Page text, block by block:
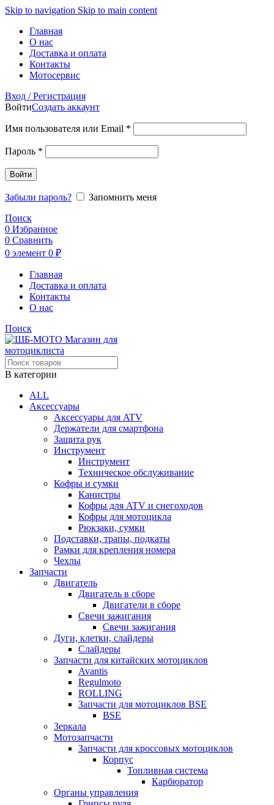
Skip to navigation Skip to main content
Главная
О нас
Доставка и оплата
Контакты
Мотосервис
Вход / Регистрация
ВойтиСоздать аккаунт
Имя пользователя или Email *
Пароль *
Войти
Забыли пароль?
Запомнить меня
Поиск
0 Избранное
0 Сравнить
0 элемент 0 ₽
Главная
Доставка и оплата
Контакты
О нас
Поиск
В категории
ALL
Аксессуары
Аксессуары для ATV
Держатели для смартфона
Защита рук
Инструмент
Инструмент
Техническое обслуживание
Кофры и сумки
Канистры
Кофры для ATV и снегоходов
Кофры для мотоцикла
Рюкзаки, сумки
Подставки, трапы, подкаты
Рамки для крепления номера
Чехлы
Запчасти
Двигатель
Двигатель в сборе
Двигатели в сборе
Свечи зажигания
Свечи зажигания
Дуги, клетки, слайдеры
Слайдеры
Запчасти для китайских мотоциклов
Avantis
Regulmoto
ROLLING
Запчасти для мотоциклов BSE
BSE
Зеркала
Мотозапчасти
Запчасти для кроссовых мотоциклов
Корпус
Топливная система
Карбюратор
Органы управления